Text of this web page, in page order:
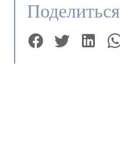
Поделиться